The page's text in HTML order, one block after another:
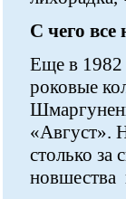
С чего все
Еще в 1982
роковые
«Август».
столько за
новшества